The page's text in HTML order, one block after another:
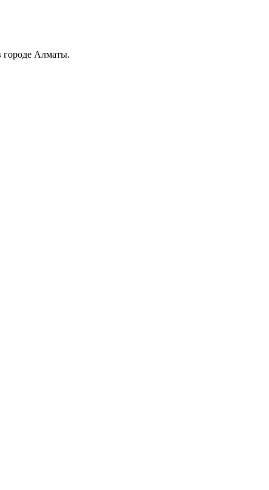
городе Алматы.